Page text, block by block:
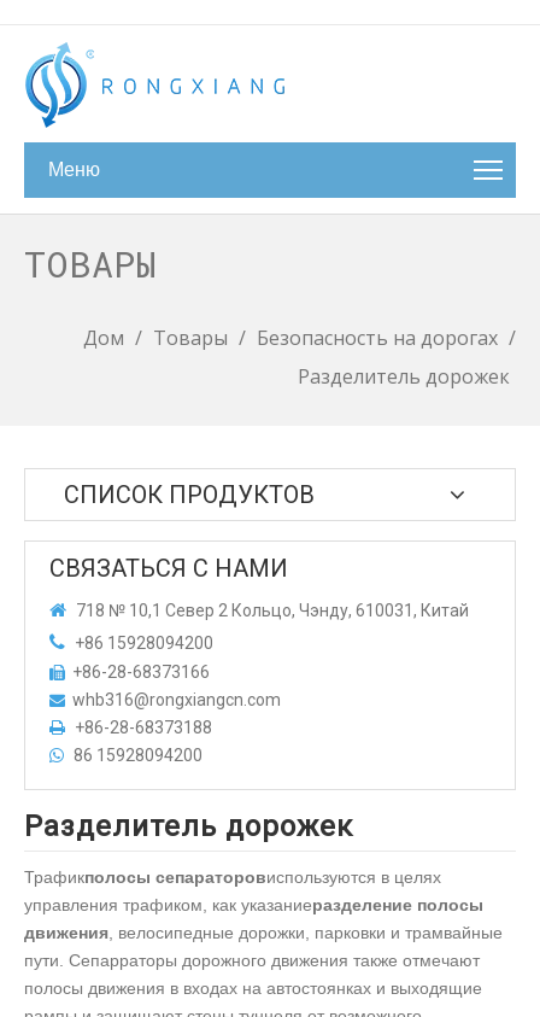
Меню
ТОВАРЫ
Дом / Товары / Безопасность на дорогах /
Разделитель дорожек
СПИСОК ПРОДУКТОВ
СВЯЗАТЬСЯ С НАМИ
 718 № 10,1 Север 2 Кольцо, Чэнду, 610031, Китай
 +86 15928094200
 +86-28-68373166
 whb316@rongxiangcn.com
 +86-28-68373188
 86 15928094200
Разделитель дорожек
Трафикполосы сепараторовиспользуются в целях
управления трафиком, как указаниеразделение полосы
движения , велосипедные дорожки, парковки и трамвайные
пути. Сепарраторы дорожного движения также отмечают
полосы движения в входах на автостоянках и выходящие